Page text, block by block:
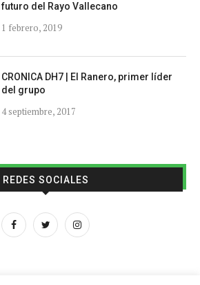
futuro del Rayo Vallecano
1 febrero, 2019
CRONICA DH7 | El Ranero, primer líder
del grupo
4 septiembre, 2017
REDES SOCIALES